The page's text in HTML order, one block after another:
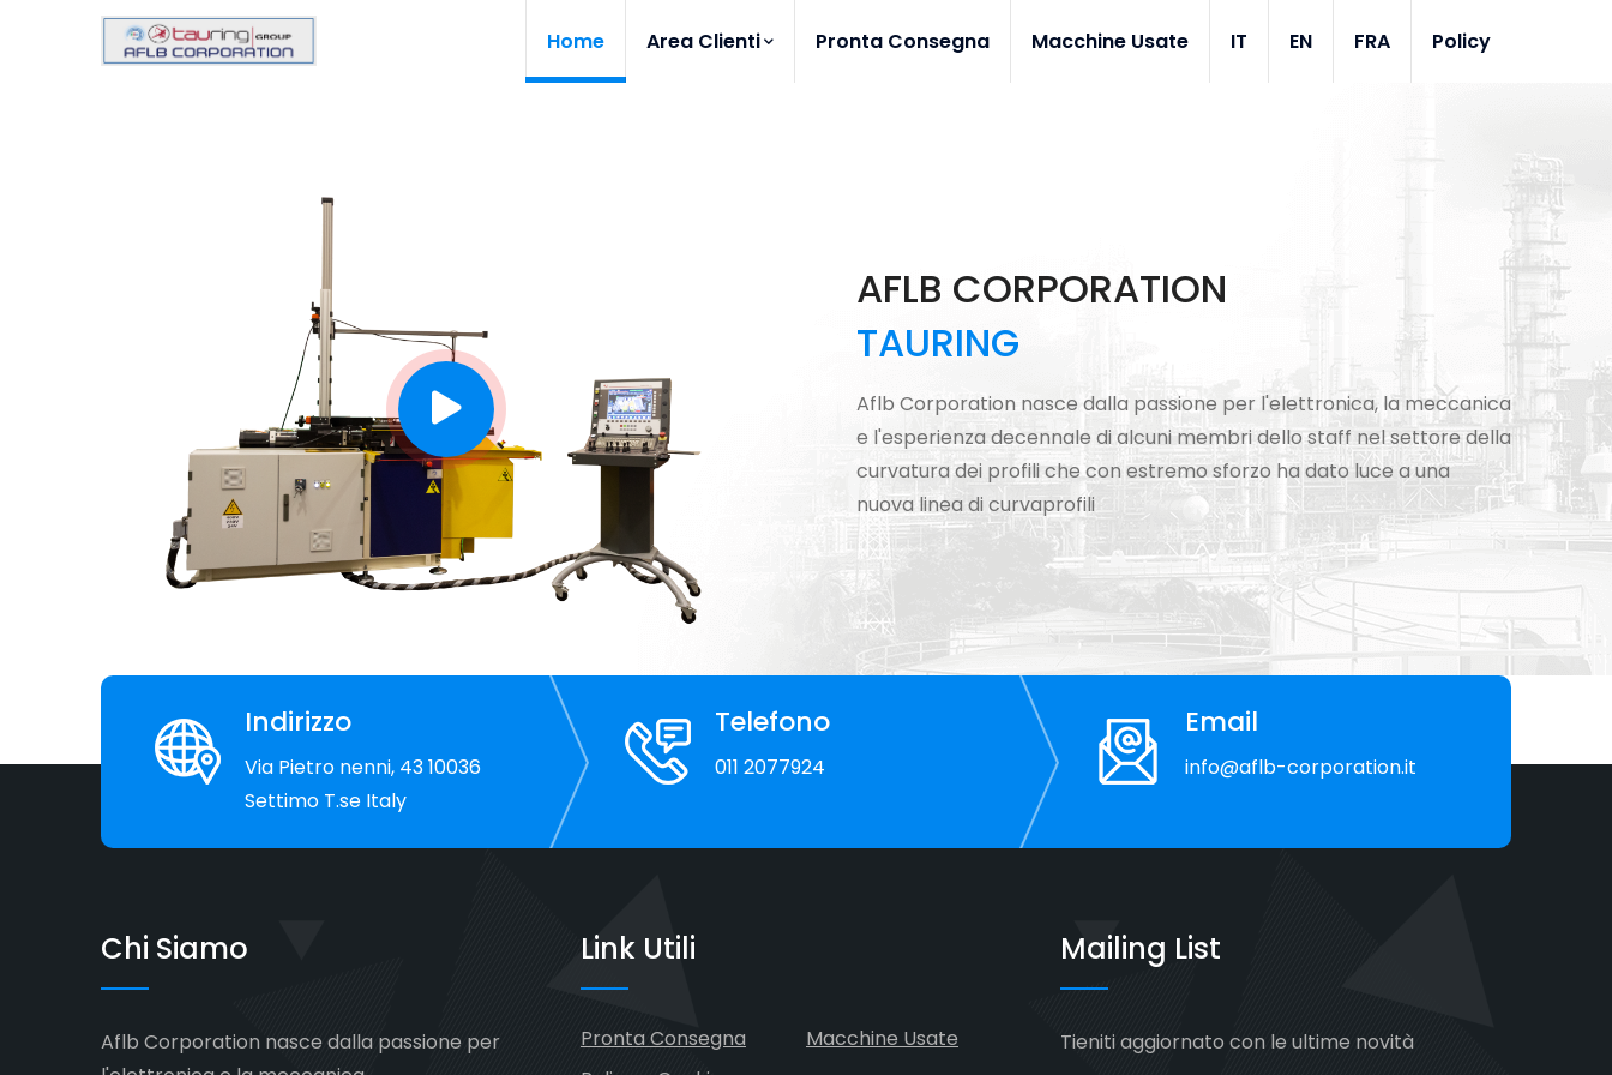
Home Area Clienti Pronta Consegna Macchine Usate IT EN FRA Policy
AFLB CORPORATION
TAURING
Aflb Corporation nasce dalla passione per l'elettronica, la meccanica
e l'esperienza decennale di alcuni membri dello staff nel settore della
curvatura dei profili che con estremo sforzo ha dato luce a una
nuova linea di curvaprofili
Indirizzo
Via Pietro nenni, 43 10036
Settimo T.se Italy
Telefono
011 2077924
Email
info@aflb-corporation.it
Chi Siamo
Aflb Corporation nasce dalla passione per
Link Utili
Pronta Consegna
Macchine Usate
Mailing List
Tieniti aggiornato con le ultime novità